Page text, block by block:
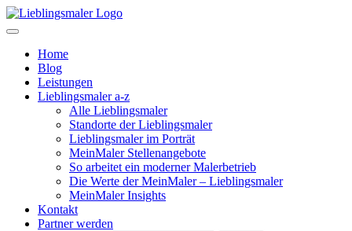
Home
Blog
Leistungen
Lieblingsmaler a-z
Alle Lieblingsmaler
Standorte der Lieblingsmaler
Lieblingsmaler im Porträt
MeinMaler Stellenangebote
So arbeitet ein moderner Malerbetrieb
Die Werte der MeinMaler – Lieblingsmaler
MeinMaler Insights
Kontakt
Partner werden